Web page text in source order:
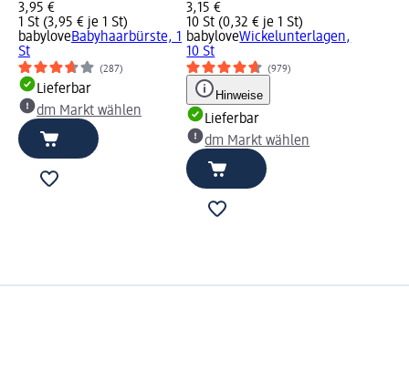
3,95 €
1 St (3,95 € je 1 St)
babyloveBabyhaarbürste, 1
St
(287)
Lieferbar
dm Markt wählen
3,15 €
10 St (0,32 € je 1 St)
babyloveWickelunterlagen,
10 St
(979)
Hinweise
Lieferbar
dm Markt wählen